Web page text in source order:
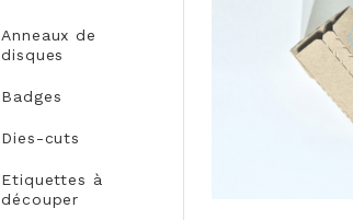
Anneaux de
disques
Badges
Dies-cuts
Etiquettes à
découper